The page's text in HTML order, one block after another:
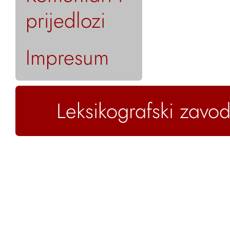
prijedlozi
Impresum
Leksikografski